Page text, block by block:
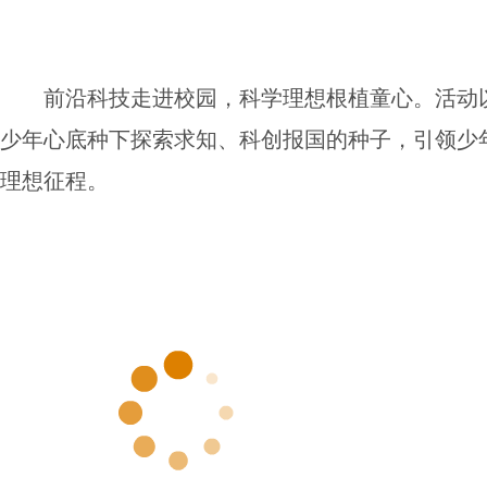
前沿科技走进校园，科学理想根植童心。活
少年心底种下探索求知、科创报国的种子，引领
理想征程。